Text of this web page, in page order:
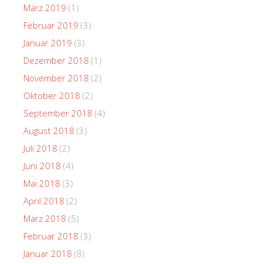
März 2019 (1)
Februar 2019 (3)
Januar 2019 (3)
Dezember 2018 (1)
November 2018 (2)
Oktober 2018 (2)
September 2018 (4)
August 2018 (3)
Juli 2018 (2)
Juni 2018 (4)
Mai 2018 (3)
April 2018 (2)
März 2018 (5)
Februar 2018 (3)
Januar 2018 (8)